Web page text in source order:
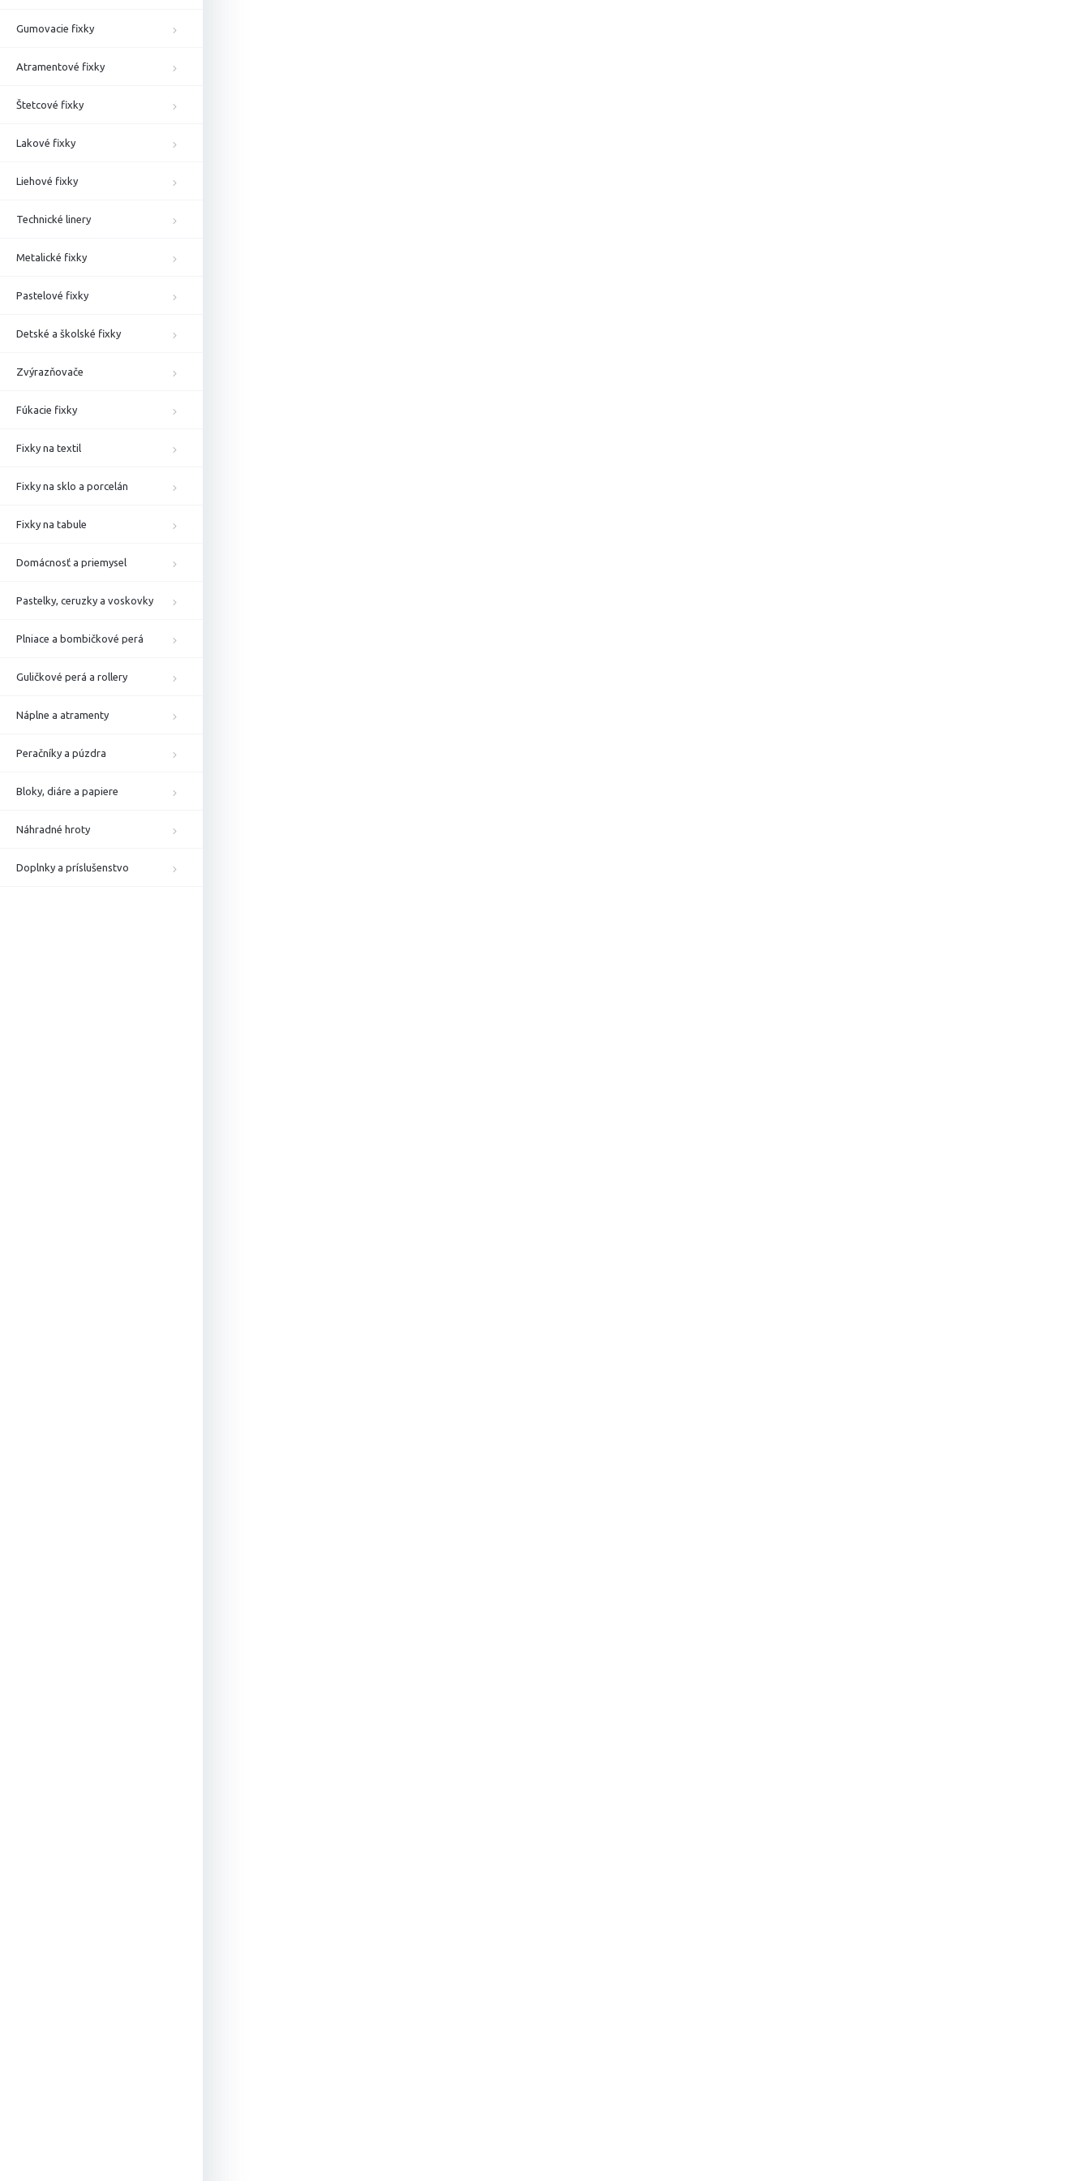
Gumovacie fixky
Atramentové fixky
Štetcové fixky
Lakové fixky
Liehové fixky
Technické linery
Metalické fixky
Pastelové fixky
Detské a školské fixky
Zvýrazňovače
Fúkacie fixky
Fixky na textil
Fixky na sklo a porcelán
Fixky na tabule
Domácnosť a priemysel
Pastelky, ceruzky a voskovky
Plniace a bombičkové perá
Guličkové perá a rollery
Náplne a atramenty
Peračníky a púzdra
Bloky, diáre a papiere
Náhradné hroty
Doplnky a príslušenstvo